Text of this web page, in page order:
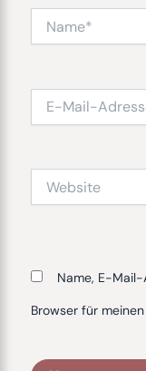
Mail-
Name, E-
Browser für